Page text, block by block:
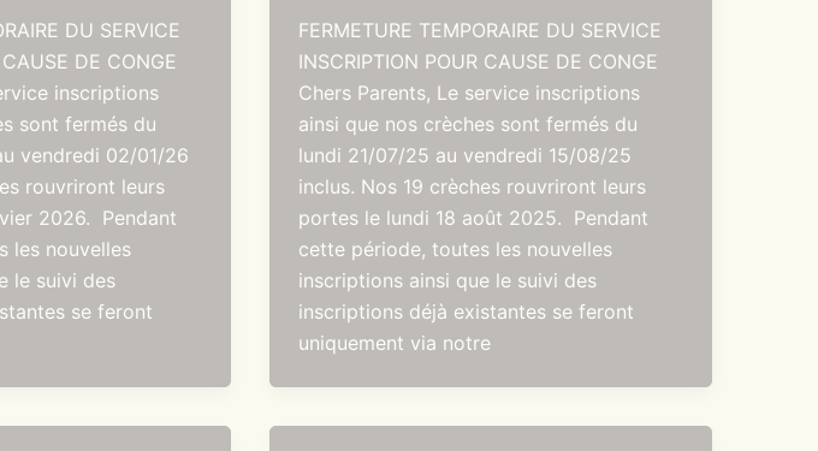
DU SERVICE
DE CONGE
inscriptions
sont fermés du
vendredi 02/01/26
rouvriront leurs
2026. Pendant
les nouvelles
le suivi des
se feront
FERMETURE TEMPORAIRE DU SERVICE
INSCRIPTION POUR CAUSE DE CONGE
Chers Parents, Le service inscriptions
ainsi que nos crèches sont fermés du
lundi 21/07/25 au vendredi 15/08/25
inclus. Nos 19 crèches rouvriront leurs
portes le lundi 18 août 2025. Pendant
cette période, toutes les nouvelles
inscriptions ainsi que le suivi des
inscriptions déjà existantes se feront
uniquement via notre